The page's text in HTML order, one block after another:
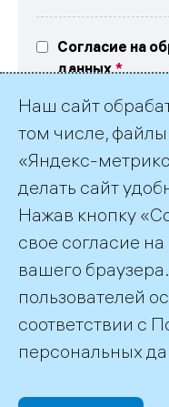
Согласие на
данных
персональных
с текстом
персональных
©2026 ПАО «ТГК–1»
Наш сайт
том числе,
«Яндекс-
делать сайт
Нажав кнопку
свое согласие
вашего
пользователей
соответствии с
персональных